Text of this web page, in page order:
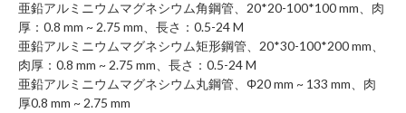
亜鉛アルミニウムマグネシウム角鋼管、20*20-100*100 mm、肉
厚：0.8 mm ~ 2.75 mm、長さ：0.5-24 M
亜鉛アルミニウムマグネシウム矩形鋼管、20*30-100*200 mm、
肉厚：0.8 mm ~ 2.75 mm、長さ：0.5-24 M
亜鉛アルミニウムマグネシウム丸鋼管、Φ20 mm ~ 133 mm、肉
厚0.8 mm ~ 2.75 mm